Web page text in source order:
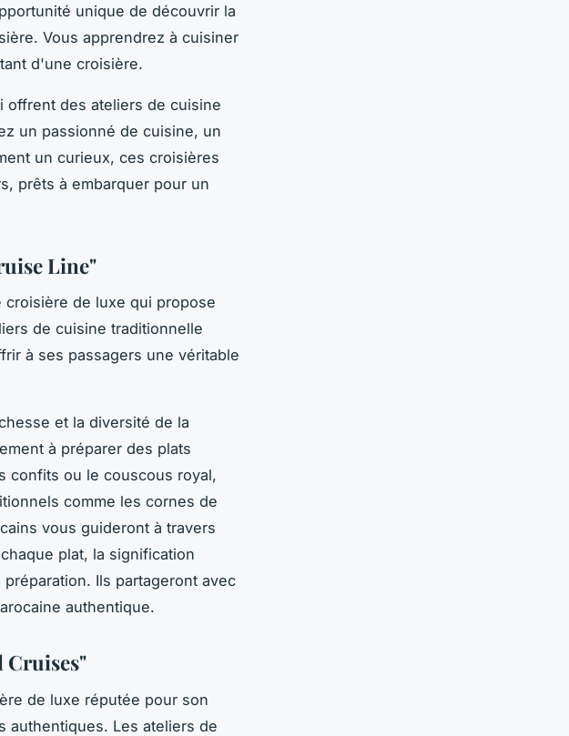
unique de découvrir la
Vous apprendrez à cuisiner
d'une croisière.
offrent des ateliers de cuisine
un passionné de cuisine, un
un curieux, ces croisières
prêts à embarquer pour un
Line"
de luxe qui propose
de cuisine traditionnelle
à ses passagers une véritable
et la diversité de la
à préparer des plats
confits ou le couscous royal,
comme les cornes de
vous guideront à travers
plat, la signification
Ils partageront avec
authentique.
Cruises"
de luxe réputée pour son
authentiques. Les ateliers de